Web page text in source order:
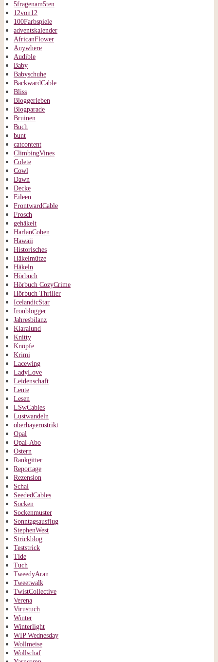
5fragenam5ten
12von12
100Farbspiele
adventskalender
AfricanFlower
Anywhere
Audible
Baby
Babyschuhe
BackwardCable
Bliss
Bloggerleben
Blogparade
Bruinen
Buch
bunt
catcontent
ClimbingVines
Colete
Cowl
Dawn
Decke
Eileen
FrontwardCable
Frosch
gehäkelt
HarlanCoben
Hawaii
Historisches
Häkelmütze
Häkeln
Hörbuch
Hörbuch CozyCrime
Hörbuch Thriller
IcelandicStar
Ironblogger
Jahresbilanz
Klaralund
Knitty
Knöpfe
Krimi
Lacewing
LadyLove
Leidenschaft
Lente
Lesen
LSwCables
Lustwandeln
oberbayernstrikt
Opal
Opal-Abo
Ostern
Rankgitter
Reportage
Rezension
Schal
SeededCables
Socken
Sockenmuster
Sonntagsausflug
StephenWest
Strickblog
Teststrick
Tide
Tuch
TweedyAran
Tweetwalk
TwistCollective
Verena
Virustuch
Winter
Winterlight
WIP Wednesday
Wollmeise
Wollschaf